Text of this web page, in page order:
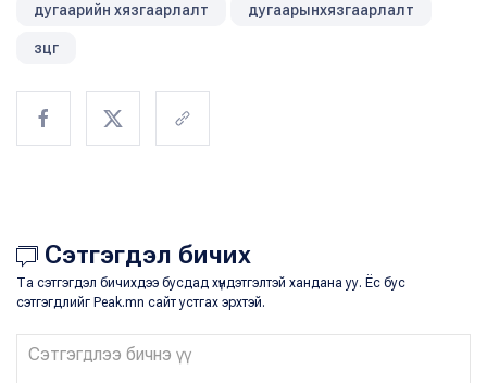
дугаарийн хязгаарлалт дугаарынхязгаарлалт
зцг
Сэтгэгдэл бичих
Та сэтгэгдэл бичихдээ бусдад хүндэтгэлтэй хандана уу. Ёс бус
сэтгэгдлийг Peak.mn сайт устгах эрхтэй.